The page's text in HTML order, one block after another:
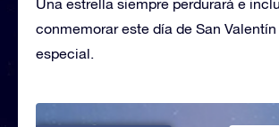
Una estrella siempre perdurará e
conmemorar este día de San
especial.